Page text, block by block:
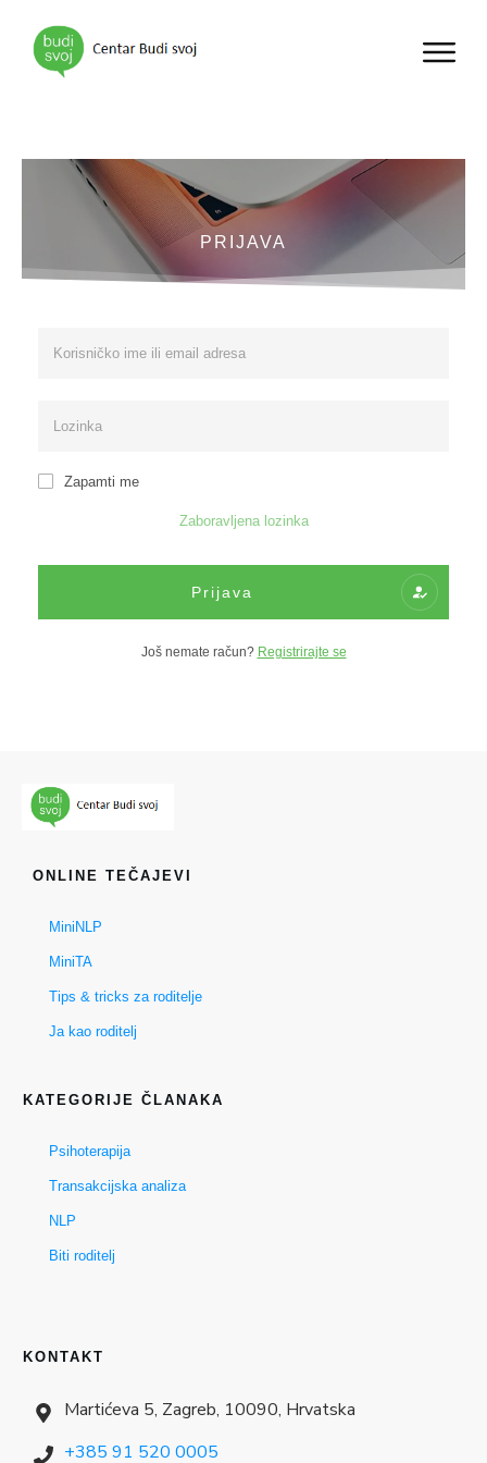
PRIJAVA
Zapamti me
Zaboravljena lozinka
Prijava
Još nemate račun? Registrirajte se
ONLINE TEČAJEVI
MiniNLP
MiniTA
Tips & tricks za roditelje
Ja kao roditelj
KATEGORIJE ČLANAKA
Psihoterapija
Transakcijska analiza
NLP
Biti roditelj
KONTAKT
Martićeva 5, Zagreb, 10090, Hrvatska
+385 91 520 0005